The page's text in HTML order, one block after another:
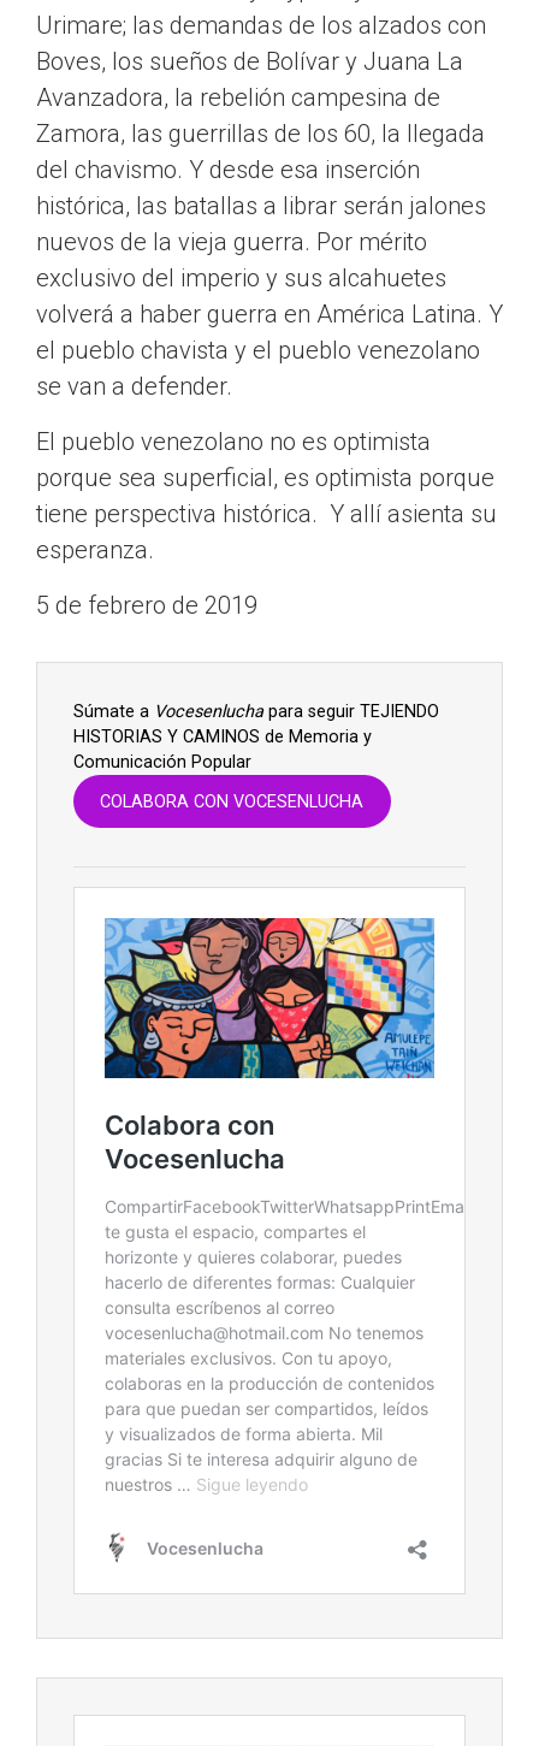
Urimare; las demandas de los alzados con
Boves, los sueños de Bolívar y Juana La
Avanzadora, la rebelión campesina de
Zamora, las guerrillas de los 60, la llegada
del chavismo. Y desde esa inserción
histórica, las batallas a librar serán jalones
nuevos de la vieja guerra. Por mérito
exclusivo del imperio y sus alcahuetes
volverá a haber guerra en América Latina. Y
el pueblo chavista y el pueblo venezolano
se van a defender.
El pueblo venezolano no es optimista
porque sea superficial, es optimista porque
tiene perspectiva histórica. Y allí asienta su
esperanza.
5 de febrero de 2019
Súmate a Vocesenluchapara seguir TEJIENDO
HISTORIAS Y CAMINOS de Memoria y
Comunicación Popular
COLABORA CON VOCESENLUCHA